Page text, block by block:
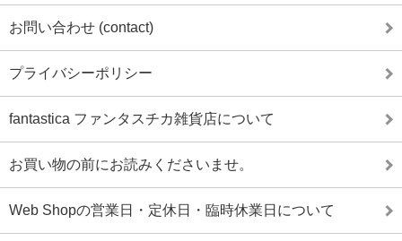
お問い合わせ (contact)
プライバシーポリシー
fantastica ファンタスチカ雑貨店について
お買い物の前にお読みくださいませ。
Web Shopの営業日・定休日・臨時休業日について